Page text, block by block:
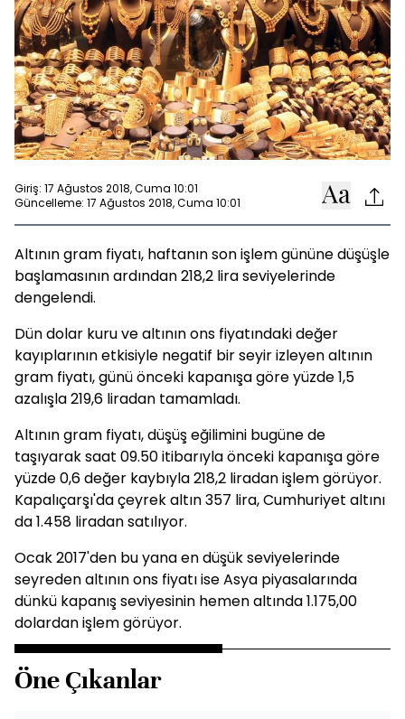
Giriş: 17 Ağustos 2018, Cuma 10:01
Güncelleme: 17 Ağustos 2018, Cuma 10:01
Altının gram fiyatı, haftanın son işlem gününe düşüşle
başlamasının ardından 218,2 lira seviyelerinde
dengelendi.
Dün dolar kuru ve altının ons fiyatındaki değer
kayıplarının etkisiyle negatif bir seyir izleyen altının
gram fiyatı, günü önceki kapanışa göre yüzde 1,5
azalışla 219,6 liradan tamamladı.
Altının gram fiyatı, düşüş eğilimini bugüne de
taşıyarak saat 09.50 itibarıyla önceki kapanışa göre
yüzde 0,6 değer kaybıyla 218,2 liradan işlem görüyor.
Kapalıçarşı'da çeyrek altın 357 lira, Cumhuriyet altını
da 1.458 liradan satılıyor.
Ocak 2017'den bu yana en düşük seviyelerinde
seyreden altının ons fiyatı ise Asya piyasalarında
dünkü kapanış seviyesinin hemen altında 1.175,00
dolardan işlem görüyor.
Öne Çıkanlar